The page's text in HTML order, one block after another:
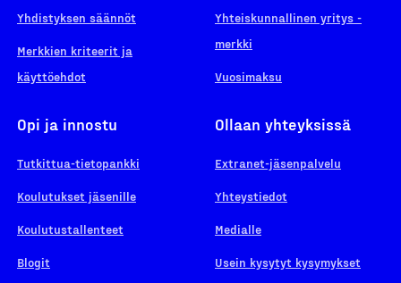
Yhdistyksen säännöt
Merkkien kriteerit ja
käyttöehdot
Yhteiskunnallinen yritys -
merkki
Vuosimaksu
Opi ja innostu
Tutkittua-tietopankki
Koulutukset jäsenille
Koulutustallenteet
Blogit
Ollaan yhteyksissä
Extranet-jäsenpalvelu
Yhteystiedot
Medialle
Usein kysytyt kysymykset